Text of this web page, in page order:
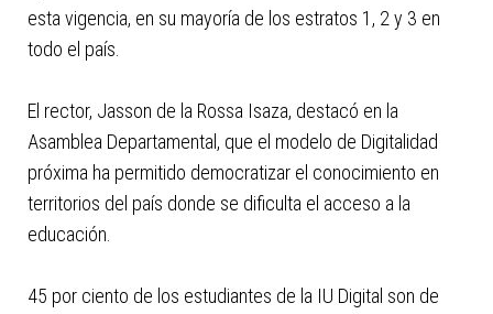
esta vigencia, en su mayoría de los estratos 1, 2 y 3 en
todo el país.
El rector, Jasson de la Rossa Isaza, destacó en la
Asamblea Departamental, que el modelo de Digitalidad
próxima ha permitido democratizar el conocimiento en
territorios del país donde se dificulta el acceso a la
educación.
45 por ciento de los estudiantes de la IU Digital son de